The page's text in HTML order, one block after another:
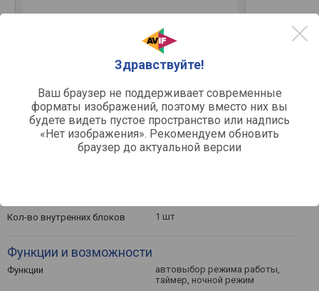
Здравствуйте!
Ваш браузер не поддерживает современные
форматы изображений, поэтому вместо них вы
будете видеть пустое пространство или надпись
«Нет изображения». Рекомендуем обновить
браузер до актуальной версии
35 м² 53 м² 70 м²
Другое
сплит-система
Режимы работы
охлаждение/обогрев/
Кол-во внутренних блоков
1 шт
Функции и возможности
Функции
автовыбор режима работы,
таймер, ночной режим